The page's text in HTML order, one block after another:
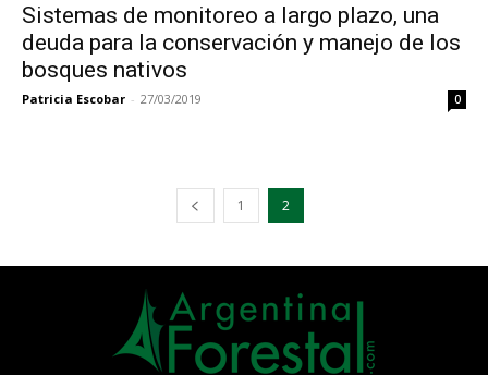
Sistemas de monitoreo a largo plazo, una
deuda para la conservación y manejo de los
bosques nativos
Patricia Escobar - 27/03/2019 0
1 2